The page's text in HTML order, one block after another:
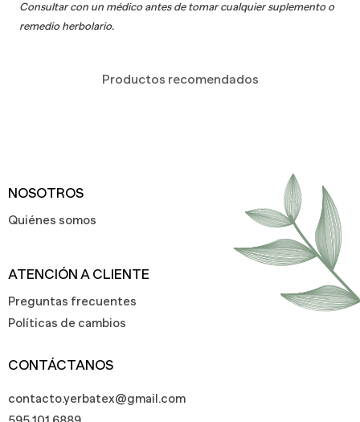
Consultar con un médico antes de tomar cualquier suplemento o
remedio herbolario.
Productos recomendados
NOSOTROS
Quiénes somos
ATENCIÓN A CLIENTE
Preguntas frecuentes
Políticas de cambios
CONTÁCTANOS
contacto.yerbatex@gmail.com